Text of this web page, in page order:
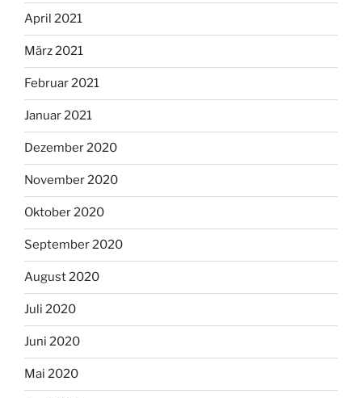
April 2021
März 2021
Februar 2021
Januar 2021
Dezember 2020
November 2020
Oktober 2020
September 2020
August 2020
Juli 2020
Juni 2020
Mai 2020